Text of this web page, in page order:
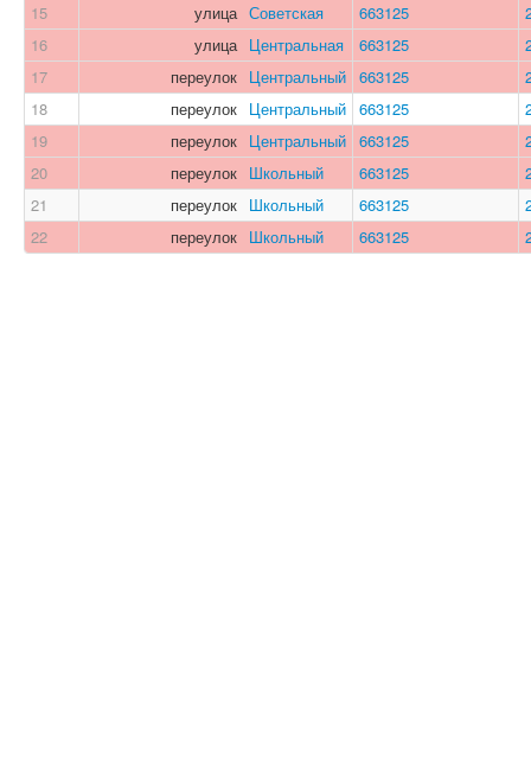
15
улица Советская 663125
16
улица Центральная 663125
17
переулок Центральный 663125
18
переулок Центральный 663125
19
переулок Центральный 663125
20
переулок Школьный 663125
21
переулок Школьный 663125
22
переулок Школьный 663125